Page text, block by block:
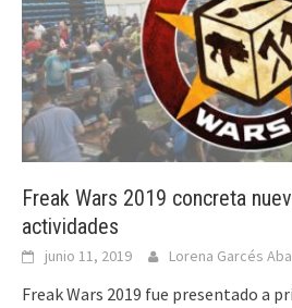
Freak Wars 2019 concreta
actividades
junio 11, 2019 Lorena Garcés
Freak Wars 2019 fue presentado a